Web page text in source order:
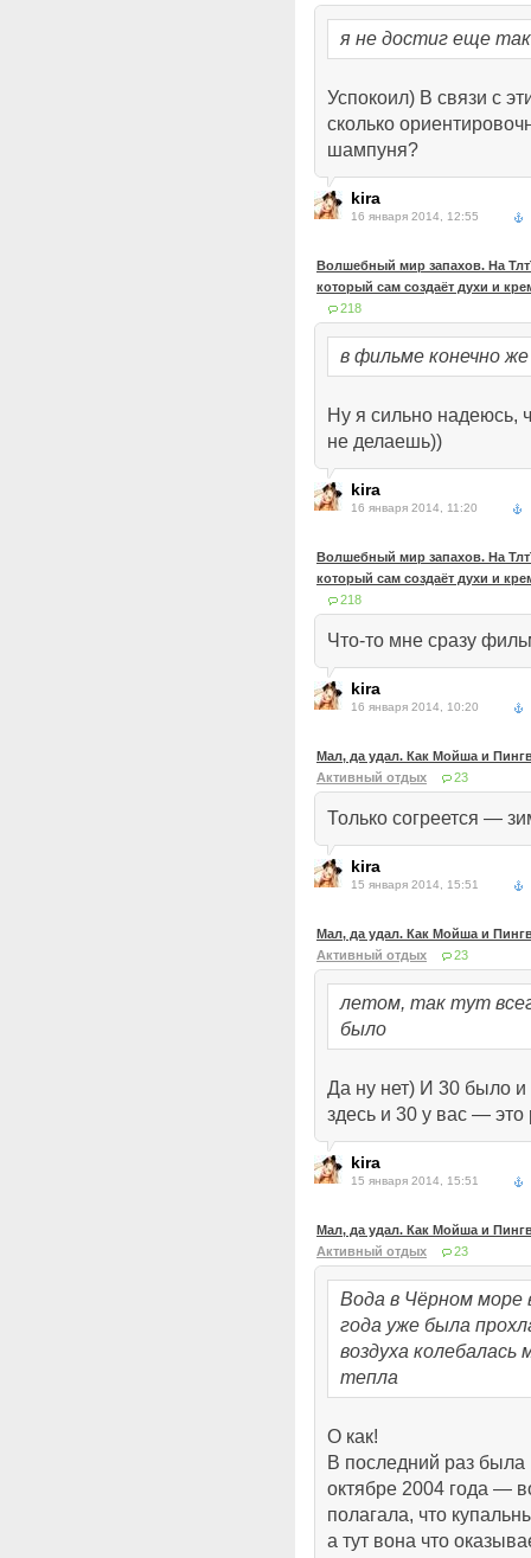
я не достиг еще
Успокоил) В связи с
сколько
шампуня?
kira
16 января 2014, 12:55
Волшебный мир запахов. На
который сам создаёт духи и
218
в фильме конечно
Ну я сильно надеюсь,
не делаешь))
kira
16 января 2014, 11:20
Волшебный мир запахов. На
который сам создаёт духи и
218
Что-то мне сразу
kira
16 января 2014, 10:20
Мал, да удал. Как Мойша и
Активный отдых
23
Только согреется —
kira
15 января 2014, 15:51
Мал, да удал. Как Мойша и
Активный отдых
23
летом, так тут
было
Да ну нет) И 30 было и
здесь и 30 у вас — это
kira
15 января 2014, 15:51
Мал, да удал. Как Мойша и
Активный отдых
23
Вода в Чёрном море
года уже была
воздуха колебалась
тепла
О как!
В последний раз
октябре 2004 года —
полагала, что
а тут вона что